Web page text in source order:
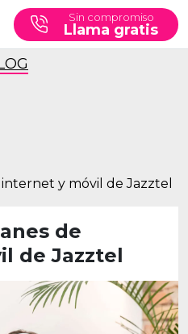
Sin compromiso
Llama gratis
y móvil de Jazztel
de
de Jazztel